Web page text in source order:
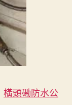
橫頭磡防水公